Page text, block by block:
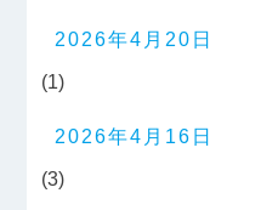
2026年4月20日
(1)
2026年4月16日
(3)